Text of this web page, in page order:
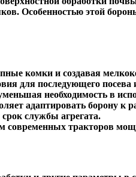
обработки
Особенностью этой
комки и создавая
для последующего посева
необходимость в
адаптировать борону к
службы агрегата.